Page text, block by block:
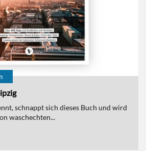
schnappt sich dieses Buch und wird
waschechten...